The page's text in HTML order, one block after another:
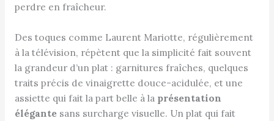
perdre en fraîcheur.
Des toques comme Laurent Mariotte, régulièrement
à la télévision, répètent que la simplicité fait souvent
la grandeur d’un plat : garnitures fraîches, quelques
traits précis de vinaigrette douce-acidulée, et une
assiette qui fait la part belle à la présentation
élégantesans surcharge visuelle. Un plat qui fait